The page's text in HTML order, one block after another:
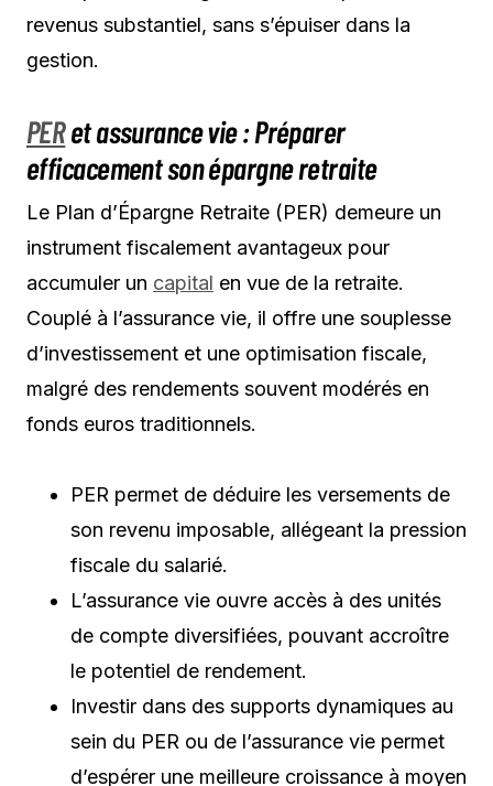
revenus substantiel, sans s’épuiser dans la
gestion.
PERet assurance vie : Préparer
efficacement son épargne retraite
Le Plan d’Épargne Retraite (PER) demeure un
instrument fiscalement avantageux pour
accumuler un capital en vue de la retraite.
Couplé à l’assurance vie, il offre une souplesse
d’investissement et une optimisation fiscale,
malgré des rendements souvent modérés en
fonds euros traditionnels.
PER permet de déduire les versements de
son revenu imposable, allégeant la pression
fiscale du salarié.
L’assurance vie ouvre accès à des unités
de compte diversifiées, pouvant accroître
le potentiel de rendement.
Investir dans des supports dynamiques au
sein du PER ou de l’assurance vie permet
d’espérer une meilleure croissance à moyen